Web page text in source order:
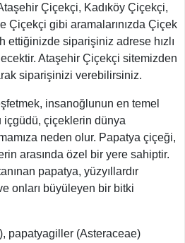
Çiçekçi, Kadıköy Çiçekçi,
Çiçekçi gibi aramalarınızda Çiçek
ettiğinizde siparişiniz adrese hızlı
Ataşehir Çiçekçi sitemizden
siparişinizi verebilirsiniz.
insanoğlunun en temel
çiçeklerin dünya
neden olur. Papatya çiçeği,
arasında özel bir yere sahiptir.
papatya, yüzyıllardır
onları büyüleyen bir bitki
papatyagiller (Asteraceae)